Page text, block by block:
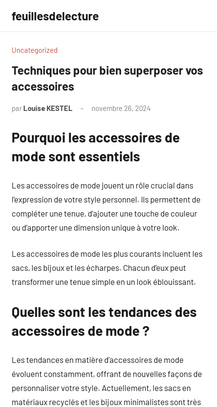
contenu
feuillesdelecture
Uncategorized
Techniques pour bien superposer vos
accessoires
par Louise KESTEL novembre 26, 2024
Pourquoi les accessoires de
mode sont essentiels
Les accessoires de mode jouent un rôle crucial dans
l’expression de votre style personnel. Ils permettent de
compléter une tenue, d’ajouter une touche de couleur
ou d’apporter une dimension unique à votre look.
Les accessoires de mode les plus courants incluent les
sacs, les bijoux et les écharpes. Chacun d’eux peut
transformer une tenue simple en un look éblouissant.
Quelles sont les tendances des
accessoires de mode ?
Les tendances en matière d’accessoires de mode
évoluent constamment, offrant de nouvelles façons de
personnaliser votre style. Actuellement, les sacs en
matériaux recyclés et les bijoux minimalistes sont très